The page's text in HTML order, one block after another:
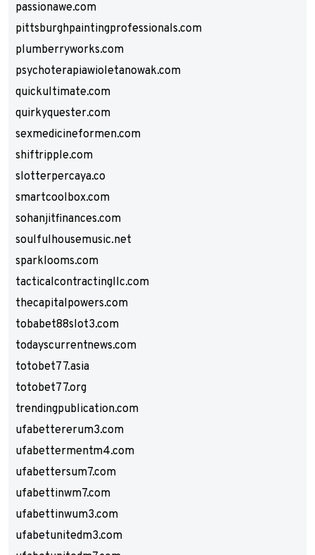
passionawe.com
pittsburghpaintingprofessionals.com
plumberryworks.com
psychoterapiawioletanowak.com
quickultimate.com
quirkyquester.com
sexmedicineformen.com
shiftripple.com
slotterpercaya.co
smartcoolbox.com
sohanjitfinances.com
soulfulhousemusic.net
sparklooms.com
tacticalcontractingllc.com
thecapitalpowers.com
tobabet88slot3.com
todayscurrentnews.com
totobet77.asia
totobet77.org
trendingpublication.com
ufabettererum3.com
ufabettermentm4.com
ufabettersum7.com
ufabettinwm7.com
ufabettinwum3.com
ufabetunitedm3.com